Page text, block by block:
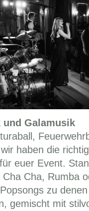
und Galamusik
haben die
euer Event.
Cha Cha, Rumba
zu
gemischt mit